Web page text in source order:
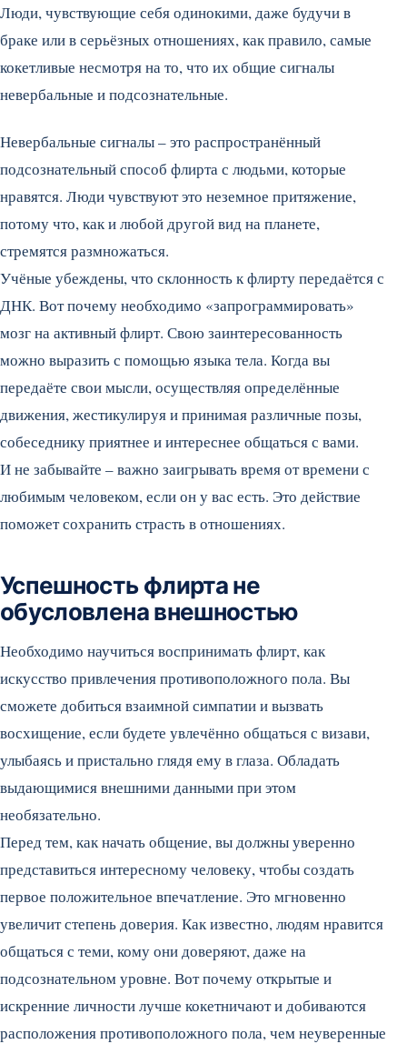
Люди, чувствующие себя одинокими, даже будучи в
браке или в серьёзных отношениях, как правило, самые
кокетливые несмотря на то, что их общие сигналы
невербальные и подсознательные.
Невербальные сигналы – это распространённый
подсознательный способ флирта с людьми, которые
нравятся. Люди чувствуют это неземное притяжение,
потому что, как и любой другой вид на планете,
стремятся размножаться.
Учёные убеждены, что склонность к флирту передаётся с
ДНК. Вот почему необходимо «запрограммировать»
мозг на активный флирт. Свою заинтересованность
можно выразить с помощью языка тела. Когда вы
передаёте свои мысли, осуществляя определённые
движения, жестикулируя и принимая различные позы,
собеседнику приятнее и интереснее общаться с вами.
И не забывайте – важно заигрывать время от времени с
любимым человеком, если он у вас есть. Это действие
поможет сохранить страсть в отношениях.
Успешность флирта не
обусловлена внешностью
Необходимо научиться воспринимать флирт, как
искусство привлечения противоположного пола. Вы
сможете добиться взаимной симпатии и вызвать
восхищение, если будете увлечённо общаться с визави,
улыбаясь и пристально глядя ему в глаза. Обладать
выдающимися внешними данными при этом
необязательно.
Перед тем, как начать общение, вы должны уверенно
представиться интересному человеку, чтобы создать
первое положительное впечатление. Это мгновенно
увеличит степень доверия. Как известно, людям нравится
общаться с теми, кому они доверяют, даже на
подсознательном уровне. Вот почему открытые и
искренние личности лучше кокетничают и добиваются
расположения противоположного пола, чем неуверенные